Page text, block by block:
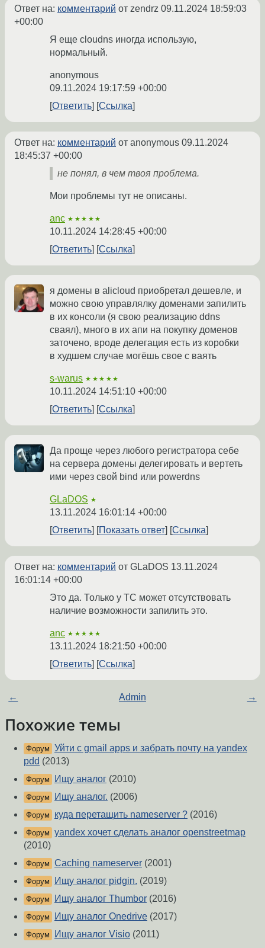
Ответ на: комментарий от zendrz 09.11.2024 18:59:03
+00:00
Я еще cloudns иногда использую,
нормальный.
anonymous
09.11.2024 19:17:59 +00:00
Ответить
Ссылка
Ответ на: комментарий от anonymous 09.11.2024
18:45:37 +00:00
не понял, в чем твоя проблема.
Мои проблемы тут не описаны.
anc ★★★★★
10.11.2024 14:28:45 +00:00
Ответить
Ссылка
я домены в alicloud приобретал дешевле, и
можно свою управлялку доменами запилить
в их консоли (я свою реализацию ddns
сваял), много в их апи на покупку доменов
заточено, вроде делегация есть из коробки
в худшем случае могёшь свое с ваять
s-warus ★★★★★
10.11.2024 14:51:10 +00:00
Ответить
Ссылка
Да проще через любого регистратора себе
на сервера домены делегировать и вертеть
ими через свой bind или powerdns
GLaDOS ★
13.11.2024 16:01:14 +00:00
Ответить
Показать ответ Ссылка
Ответ на: комментарий от GLaDOS 13.11.2024
16:01:14 +00:00
Это да. Только у ТС может отсутствовать
наличие возможности запилить это.
anc ★★★★★
13.11.2024 18:21:50 +00:00
Ответить
Ссылка
← Admin →
Похожие темы
Форум Уйти с gmail apps и забрать почту на yandex
pdd (2013)
Форум Ищу аналог (2010)
Форум Ищу аналог. (2006)
Форум куда перетащить nameserver ? (2016)
Форум yandex хочет сделать аналог openstreetmap
(2010)
Форум Caching nameserver (2001)
Форум Ищу аналог pidgin. (2019)
Форум Ищу аналог Thumbor (2016)
Форум Ищу аналог Onedrive (2017)
Форум Ищу аналог Visio (2011)